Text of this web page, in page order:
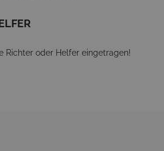
Richter oder Helfer eingetragen!